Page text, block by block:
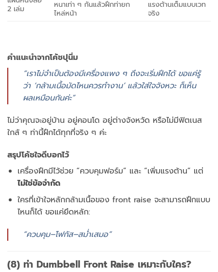
2 เล่ม
หนาเท่า ๆ กันแล้วฝึกท่ายก
ไหล่หน้า
แรงต้านเต็มแบบเวท
จริง
คำแนะนำจากโค้ชปุนิ่ม
“เราไม่จำเป็นต้องมีเครื่องแพง ๆ ถึงจะเริ่มฝึกได้ ขอแค่รู้
ว่า ‘กล้ามเนื้อมัดไหนควรทำงาน’ แล้วใส่ใจจังหวะ ก็เห็น
ผลเหมือนกันค่ะ”
ไม่ว่าคุณจะอยู่บ้าน อยู่คอนโด อยู่ต่างจังหวัด หรือไม่มีฟิตเนส
ใกล้ ๆ ท่านี้ฝึกได้ทุกที่จริง ๆ ค่ะ
สรุปโค้ชใจดีบอกไว้
เครื่องฝึกมีไว้ช่วย “ควบคุมฟอร์ม” และ “เพิ่มแรงต้าน” แต่
ไม่ใช่ข้อจำกัด
ใครที่เข้าใจหลักกล้ามเนื้อของ front raise จะสามารถฝึกแบบ
ไหนก็ได้ ขอแค่ยึดหลัก:
“ควบคุม–โฟกัส–สม่ำเสมอ”
(8) ท่า Dumbbell Front Raise เหมาะกับใคร?